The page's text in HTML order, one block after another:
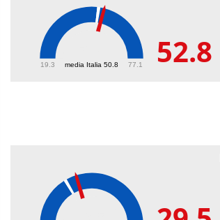
media Italia 50.8
19.3 77.1 52.8